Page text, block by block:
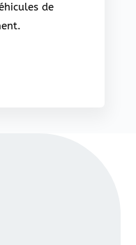
de